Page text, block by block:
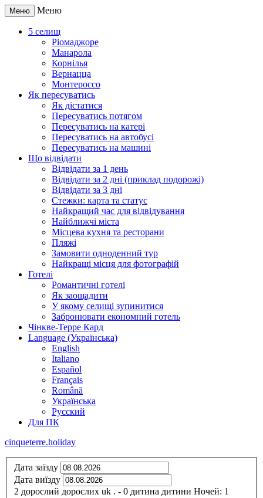
Меню Меню
5 селищ
Ріомаджоре
Манарола
Корнілья
Вернацца
Монтероссо
Як пересуватись
Як дістатися
Пересуватись потягом
Пересуватись на катері
Пересуватись на автобусі
Пересуватись на машині
Що відвідати
Відвідати за 1 день
Відвідати за 2 дні (приклад подорожі)
Відвідати за 3 дні
Стежки: карта та статус
Найкращий час для відвідування
Найближчі міста
Місцева кухня та ресторани
Пляжі
Замовити одноденний тур
Найкращі місця для фотографій
Готелі
Романтичні готелі
Як заощадити
У якому селищі зупинитися
Забронювати економний готель
Чінкве-Терре Кард
Language (Українська)
English
Italiano
Español
Français
Română
Українська
Русский
Для ПК
cinqueterre.holiday
Дата заїзду
Дата виїзду
2 дорослий дорослих uk . - 0 дитина дитини Ночей: 1